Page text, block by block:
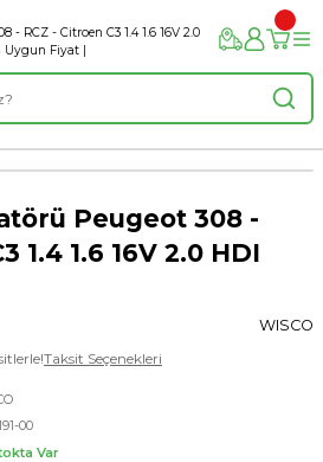
Peugeot 308 -
1.4 1.6 16V 2.0 HDI
WISCO
Taksit Seçenekleri
00
Var